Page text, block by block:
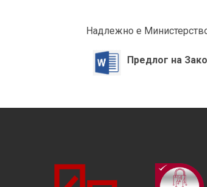
Надлежно е
Предлог на